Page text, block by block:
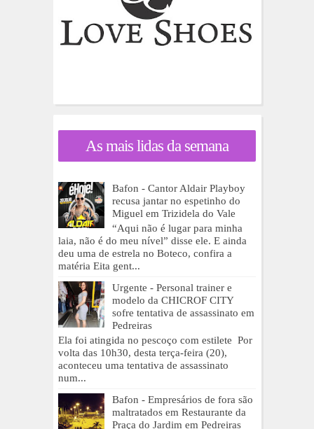
As mais lidas da semana
Bafon - Cantor Aldair Playboy
recusa jantar no espetinho do
Miguel em Trizidela do Vale
“Aqui não é lugar para minha
laia, não é do meu nível” disse ele. E ainda
deu uma de estrela no Boteco, confira a
matéria Eita gent...
Urgente - Personal trainer e
modelo da CHICROF CITY
sofre tentativa de assassinato em
Pedreiras
Ela foi atingida no pescoço com estilete Por
volta das 10h30, desta terça-feira (20),
aconteceu uma tentativa de assassinato
num...
Bafon - Empresários de fora são
maltratados em Restaurante da
Praça do Jardim em Pedreiras